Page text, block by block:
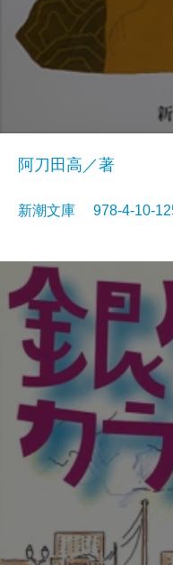
阿刀田高／著
新潮文庫 978-4-10-